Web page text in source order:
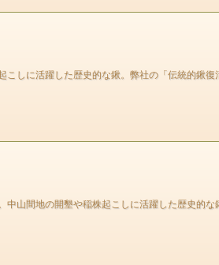
しに活躍した歴史的な鍬。弊社の「伝統的鍬復
山間地の開墾や稲株起こしに活躍した歴史的な